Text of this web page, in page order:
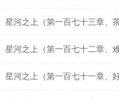
星河之上（第一百七十三章、
星河之上（第一百七十二章、
星河之上（第一百七十一章、